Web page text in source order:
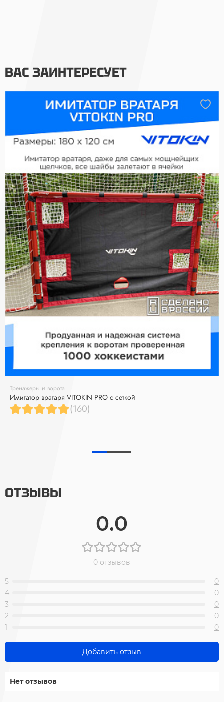
ВАС ЗАИНТЕРЕСУЕТ
Тренажеры и ворота
Имитатор вратаря VITOKIN PRO с сеткой
(160)
ОТЗЫВЫ
0.0
0 отзывов
5
0
4
0
3
0
2
0
1
0
Добавить отзыв
Нет отзывов